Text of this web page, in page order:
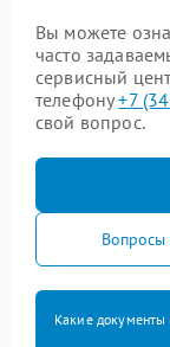
Вы можете
часто
сервисный
телефону+7
свой вопрос.
Вопросы
Какие документы